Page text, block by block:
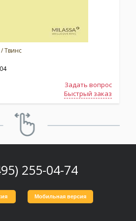
Твинс
Задать вопрос
Быстрый заказ
255-04-74
Мобильная версия